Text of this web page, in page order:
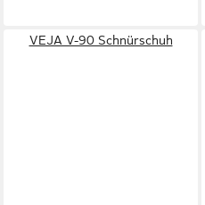
VEJA V-90 Schnürschuh